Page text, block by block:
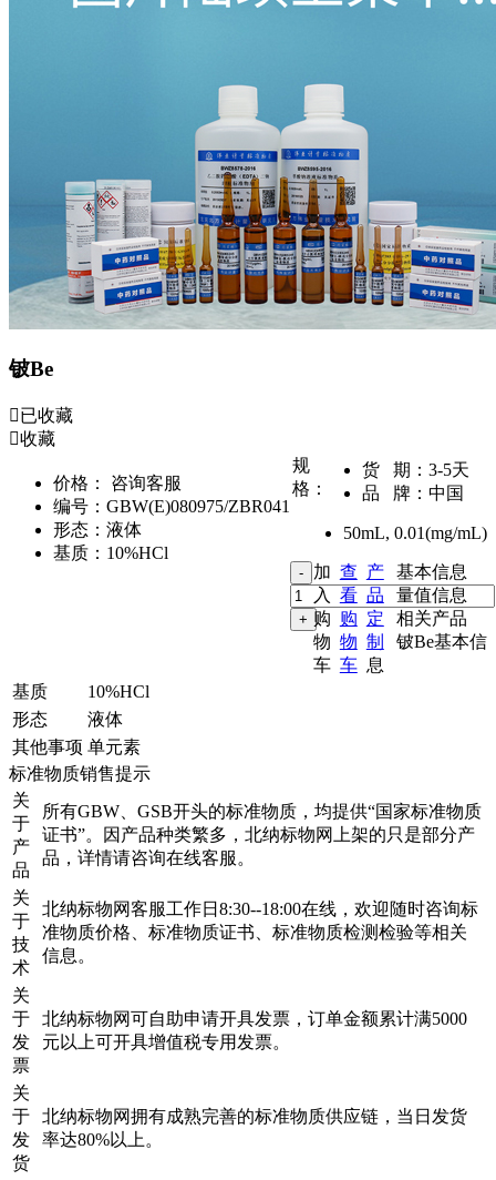
铍Be
已收藏
收藏
价格：
咨询客服
编号： GBW(E)080975/ZBR041
形态： 液体
基质： 10%HCl
货 期： 3-5天
品 牌： 中国
规
格：
50mL, 0.01(mg/mL)
加
入
购
物
车
查
看
购
物
车
产
品
定
制
基本信息
量值信息
相关产品
铍Be基本信
息
基质
10%HCl
形态
液体
其他事项 单元素
标准物质销售提示
关
于
产
品
所有GBW、GSB开头的标准物质，均提供“国家标准物质
证书”。因产品种类繁多，北纳标物网上架的只是部分产
品，详情请咨询在线客服。
关
于
技
术
北纳标物网客服工作日8:30--18:00在线，欢迎随时咨询标
准物质价格、标准物质证书、标准物质检测检验等相关
信息。
关
于
发
票
北纳标物网可自助申请开具发票，订单金额累计满5000
元以上可开具增值税专用发票。
关
于
发
货
北纳标物网拥有成熟完善的标准物质供应链，当日发货
率达80%以上。